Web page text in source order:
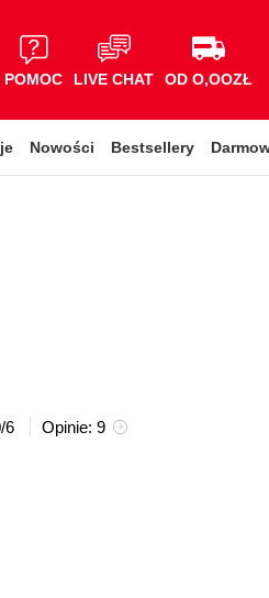
POMOC LIVE CHAT OD O,OOZŁ
Nowości Bestsellery
/6 Opinie: 9